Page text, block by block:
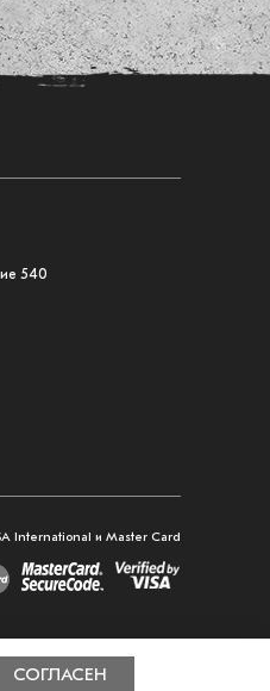
540
International и Master Card
СОГЛАСЕН